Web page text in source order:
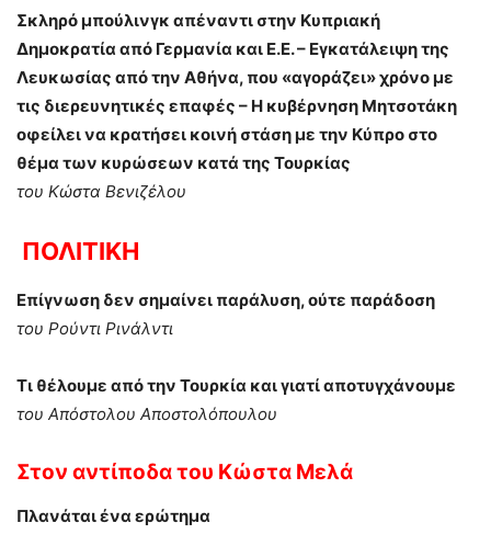
Σκληρό μπούλινγκ απέναντι στην Κυπριακή
Δημοκρατία από Γερμανία και Ε.Ε. – Εγκατάλειψη της
Λευκωσίας από την Αθήνα, που «αγοράζει» χρόνο με
τις διερευνητικές επαφές – Η κυβέρνηση Μητσοτάκη
οφείλει να κρατήσει κοινή στάση με την Κύπρο στο
θέμα των κυρώσεων κατά της Τουρκίας
του Κώστα Βενιζέλου
ΠΟΛΙΤΙΚΗ
Επίγνωση δεν σημαίνει παράλυση, ούτε παράδοση
του Ρούντι Ρινάλντι
Τι θέλουμε από την Τουρκία και γιατί αποτυγχάνουμε
του Απόστολου Αποστολόπουλου
Στον αντίποδατου Κώστα Μελά
Πλανάται ένα ερώτημα